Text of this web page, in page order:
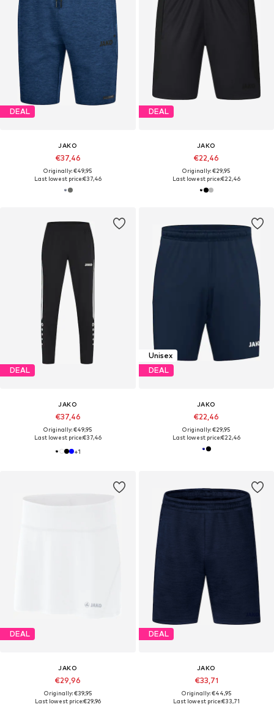
DEAL
JAKO
€37,46
Originally: €49,95
Last lowest price:€37,46
DEAL
JAKO
€22,46
Originally: €29,95
Last lowest price:€22,46
DEAL
JAKO
€37,46
Originally: €49,95
Last lowest price:€37,46
+1
Unisex
DEAL
JAKO
€22,46
Originally: €29,95
Last lowest price:€22,46
DEAL
JAKO
€29,96
Originally: €39,95
Last lowest price:€29,96
DEAL
JAKO
€33,71
Originally: €44,95
Last lowest price:€33,71